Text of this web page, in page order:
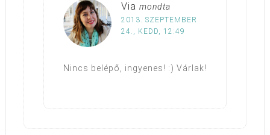
Via mondta
2013. SZEPTEMBER
24., KEDD, 12:49
Nincs belépő, ingyenes! :) Várlak!